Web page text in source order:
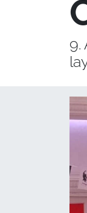
9.
EKONOMİ
SAĞLIK
EĞİTİM
TARIM VE
KÜLTÜR